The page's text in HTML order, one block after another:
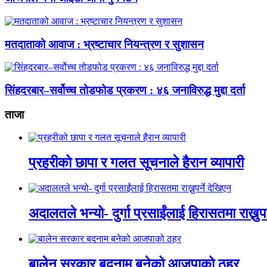
मतदाताको आवाज : भ्रष्टाचार नियन्त्रण र सुशासन
सिंहदरबार–सर्वोच्च तोडफोड प्रकरण : ४६ जनाविरुद्ध मुद्दा दर्ता
ताजा
प्रहरीको छापा र गलत सूचनाले हैरान व्यापारी
अदालतले भन्यो- दुर्गा प्रसाईंलाई हिरासतमा